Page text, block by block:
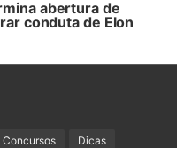
abertura de
conduta de Elon
Concursos Dicas